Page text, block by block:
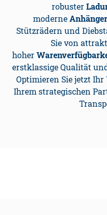
robuster
moderne
Stützrädern und
Sie von
hoher
erstklassige Qualität
Optimieren Sie jetzt
Ihrem strategischen